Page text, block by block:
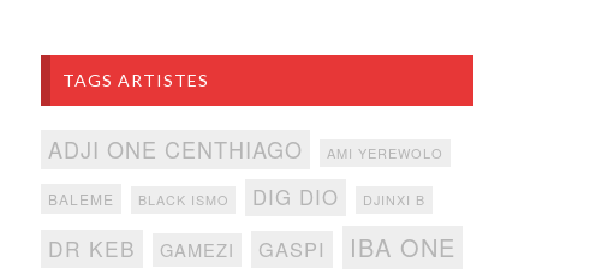
TAGS ARTISTES
ADJI ONE CENTHIAGO AMI YEREWOLO
BALEME BLACK ISMO DIG DIO DJINXI B
DR KEB GAMEZI GASPI IBA ONE